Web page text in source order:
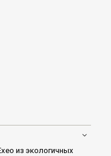
из экологичных